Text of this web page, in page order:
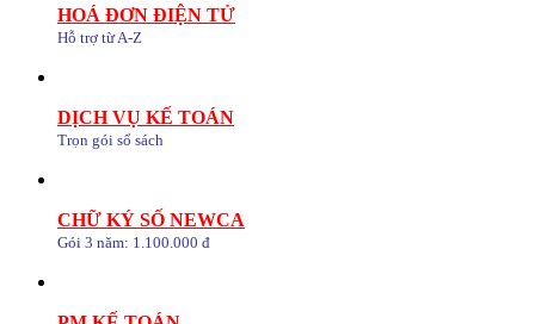
HOÁ ĐƠN ĐIỆN TỬ
Hỗ trợ từ A-Z
DỊCH VỤ KẾ TOÁN
Trọn gói sổ sách
CHỮ KÝ SỐ NEWCA
Gói 3 năm: 1.100.000 đ